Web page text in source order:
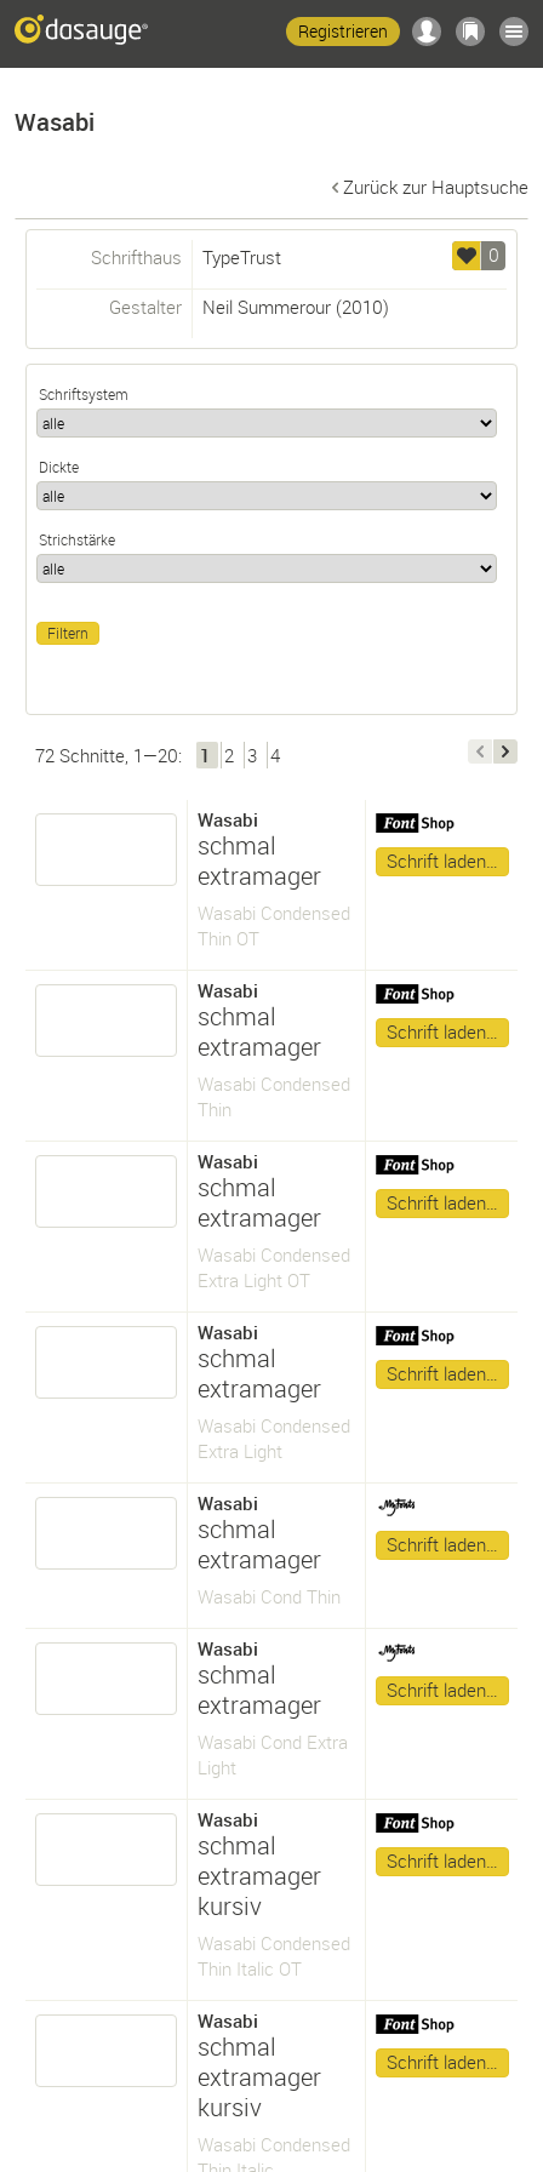
Registrieren
Wasabi
Zurück zur Hauptsuche
0
Schrifthaus TypeTrust
Gestalter Neil Summerour(2010)
Schriftsystem
Dickte
Strichstärke
72 Schnitte, 1—20: 1 2 3 4
Wasabi
schmal
extramager
Wasabi Condensed
Thin OT
Schrift laden…
Wasabi
schmal
extramager
Wasabi Condensed
Thin
Schrift laden…
Wasabi
schmal
extramager
Wasabi Condensed
Extra Light OT
Schrift laden…
Wasabi
schmal
extramager
Wasabi Condensed
Extra Light
Schrift laden…
Wasabi
schmal
extramager
Wasabi Cond Thin
Schrift laden…
Wasabi
schmal
extramager
Wasabi Cond Extra
Light
Schrift laden…
Wasabi
schmal
extramager
kursiv
Wasabi Condensed
Thin Italic OT
Schrift laden…
Wasabi
schmal
extramager
kursiv
Wasabi Condensed
Schrift laden…